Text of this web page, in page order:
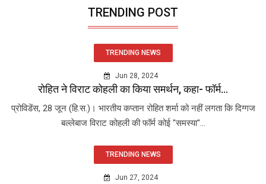
TRENDING POST
TRENDING NEWS
Jun 28, 2024
रोहित ने विराट कोहली का किया समर्थन, कहा- फॉर्म...
प्रोविडेंस, 28 जून (हि.स.)। भारतीय कप्तान रोहित शर्मा को नहीं लगता कि दिग्गज
बल्लेबाज विराट कोहली की फॉर्म कोई "समस्या"...
TRENDING NEWS
Jun 27, 2024